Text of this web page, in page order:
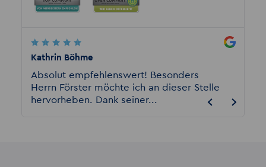
Kathrin Böhme
Absolut empfehlenswert! Besonders
Herrn Förster möchte ich an dieser Stelle
hervorheben. Dank seiner...
davon